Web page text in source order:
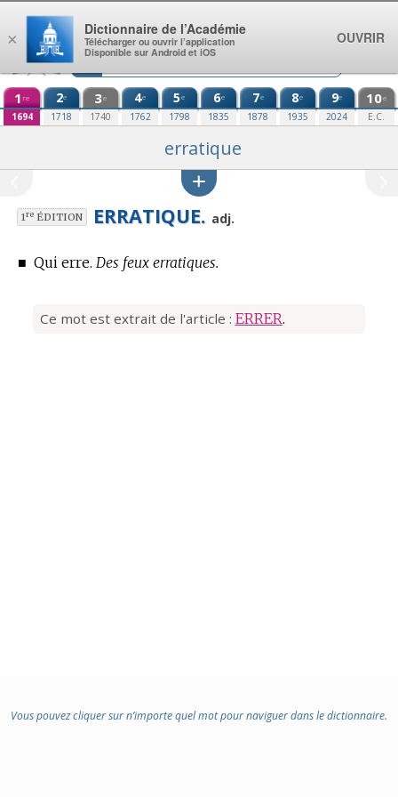
Aller au contenu
1 re
1694
2e
1718
3e
1740
4e
1762
5e
1798
6e
1835
7e
1878
8e
1935
9e
2024
10e
E.C.
erratique
1reÉDITION ERRATIQUE. adj.
■ Qui erre. Des feux erratiques.
Ce mot est extrait de l'article : ERRER.
Vous pouvez cliquer sur n’importe quel mot pour naviguer dans le dictionnaire.
×
Dictionnaire de l’Académie
Télécharger ou ouvrir l’application
Disponible sur Android et iOS
OUVRIR